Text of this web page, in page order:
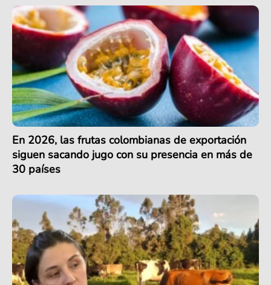
En 2026, las frutas colombianas de exportación
siguen sacando jugo con su presencia en más de
30 países